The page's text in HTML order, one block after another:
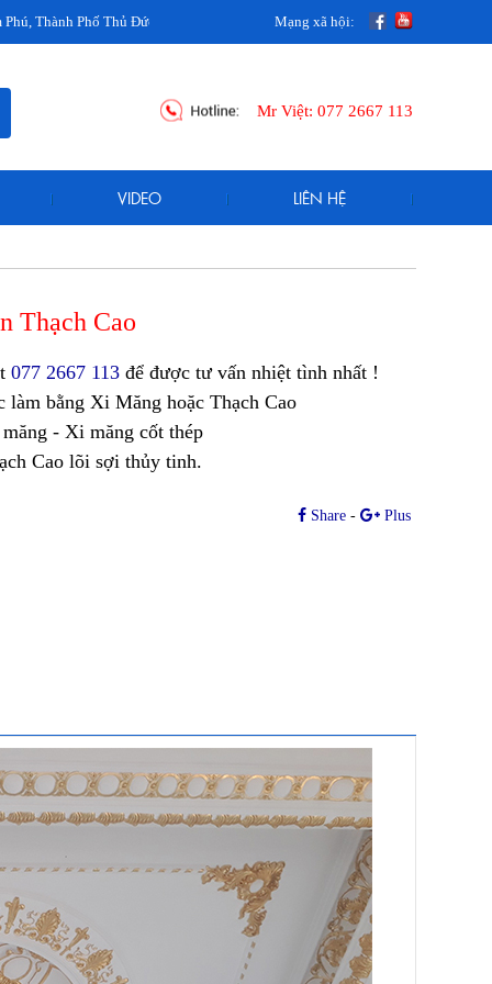
Phố Thủ Đức, TPHCM Mạng xã hội:
Mr Việt: 077 2667 113
VIDEO LIÊN HỆ
Thạch Cao
077 2667 113để được tư vấn nhiệt tình nhất !
làm bằng Xi Măng hoặc Thạch Cao
- Xi măng cốt thép
Cao lõi sợi thủy tinh.
Share- Plus